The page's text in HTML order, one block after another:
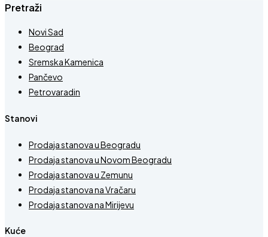
Pretraži
Novi Sad
Beograd
Sremska Kamenica
Pančevo
Petrovaradin
Stanovi
Prodaja stanova u Beogradu
Prodaja stanova u Novom Beogradu
Prodaja stanova u Zemunu
Prodaja stanova na Vračaru
Prodaja stanova na Mirijevu
Kuće